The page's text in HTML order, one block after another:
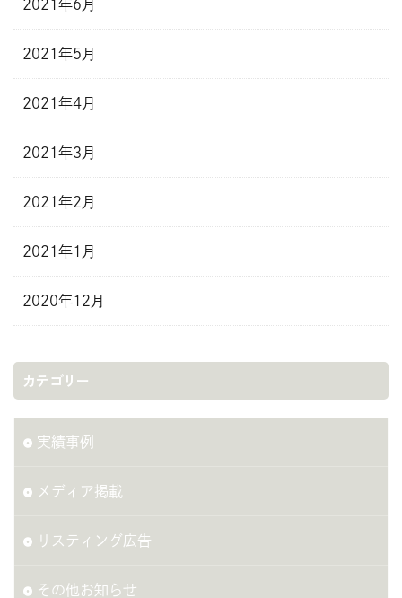
2021年6月
2021年5月
2021年4月
2021年3月
2021年2月
2021年1月
2020年12月
カテゴリー
実績事例
メディア掲載
リスティング広告
その他お知らせ